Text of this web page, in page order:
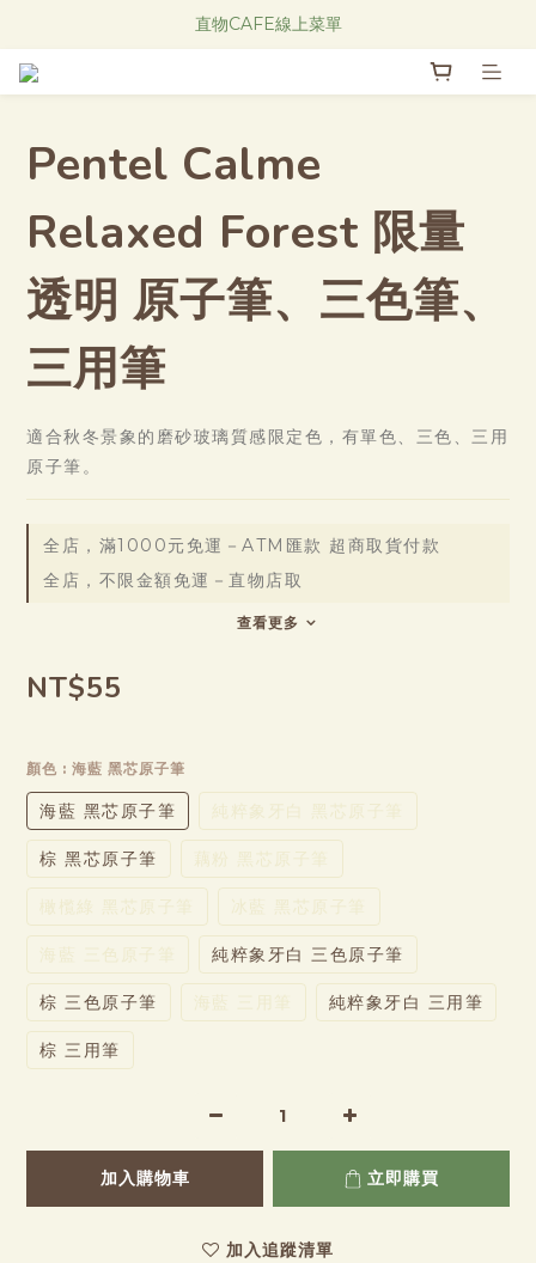
Research Notes 新品發售中！
直物CAFE線上菜單
Pentel Calme
Relaxed Forest 限量
透明 原子筆、三色筆、
三用筆
適合秋冬景象的磨砂玻璃質感限定色，有單色、三色、三用
原子筆。
全店，滿1000元免運－ATM匯款 超商取貨付款
全店，不限金額免運－直物店取
查看更多
NT$55
顏色 : 海藍 黑芯原子筆
海藍 黑芯原子筆 純粹象牙白 黑芯原子筆
棕 黑芯原子筆 藕粉 黑芯原子筆
橄㰖綠 黑芯原子筆 冰藍 黑芯原子筆
海藍 三色原子筆 純粹象牙白 三色原子筆
棕 三色原子筆 海藍 三用筆 純粹象牙白 三用筆
棕 三用筆
加入購物車 立即購買
加入追蹤清單